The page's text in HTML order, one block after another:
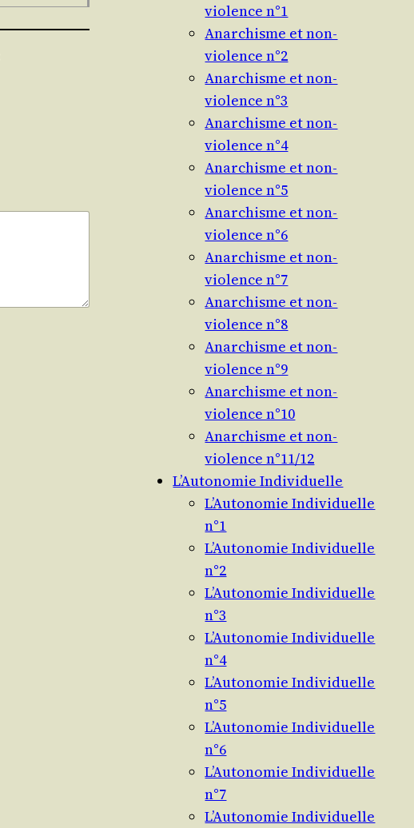
violence n°1
Anarchisme et non-
violence n°2
Anarchisme et non-
violence n°3
Anarchisme et non-
violence n°4
Anarchisme et non-
violence n°5
Anarchisme et non-
violence n°6
Anarchisme et non-
violence n°7
Anarchisme et non-
violence n°8
Anarchisme et non-
violence n°9
Anarchisme et non-
violence n°10
Anarchisme et non-
violence n°11/12
L’Autonomie Individuelle
L’Autonomie Individuelle
n°1
L’Autonomie Individuelle
n°2
L’Autonomie Individuelle
n°3
L’Autonomie Individuelle
n°4
L’Autonomie Individuelle
n°5
L’Autonomie Individuelle
n°6
L’Autonomie Individuelle
n°7
L’Autonomie Individuelle